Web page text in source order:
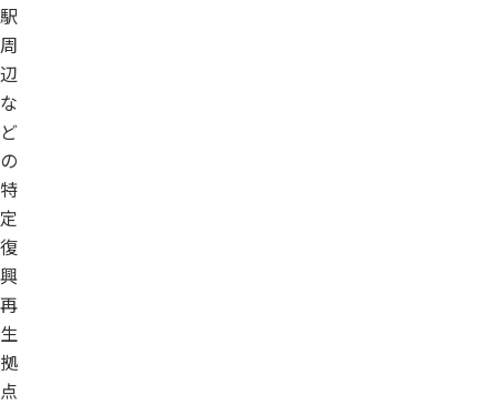
駅
周
辺
な
ど
の
特
定
復
興
再
生
拠
点